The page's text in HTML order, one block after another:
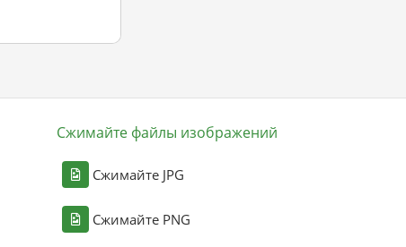
Сжимайте файлы изображений
Сжимайте JPG
Сжимайте PNG